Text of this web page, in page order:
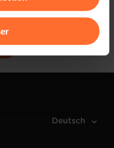
la manière dont
amenés à traiter
consulter notre